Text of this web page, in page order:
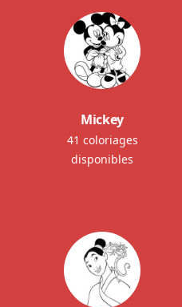
Mickey
41 coloriages
disponibles